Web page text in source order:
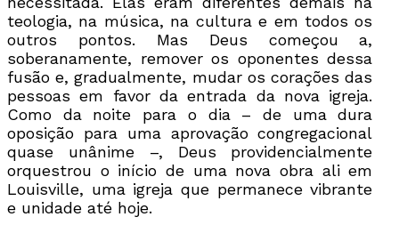
teologia, na música, na cultura e em todos os
outros pontos. Mas Deus começou a,
soberanamente, remover os oponentes dessa
fusão e, gradualmente, mudar os corações das
pessoas em favor da entrada da nova igreja.
Como da noite para o dia – de uma dura
oposição para uma aprovação congregacional
quase unânime –, Deus providencialmente
orquestrou o início de uma nova obra ali em
Louisville, uma igreja que permanece vibrante
e unidade até hoje.